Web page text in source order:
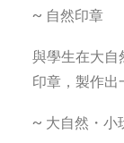
~ 自然印章
與學生在大自
印章，製作出
~ 大自然・小